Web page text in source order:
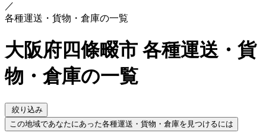
／
各種運送・貨物・倉庫の一覧
大阪府四條畷市 各種運送・貨
物・倉庫の一覧
絞り込み
この地域であなたにあった各種運送・貨物・倉庫を見つけるには